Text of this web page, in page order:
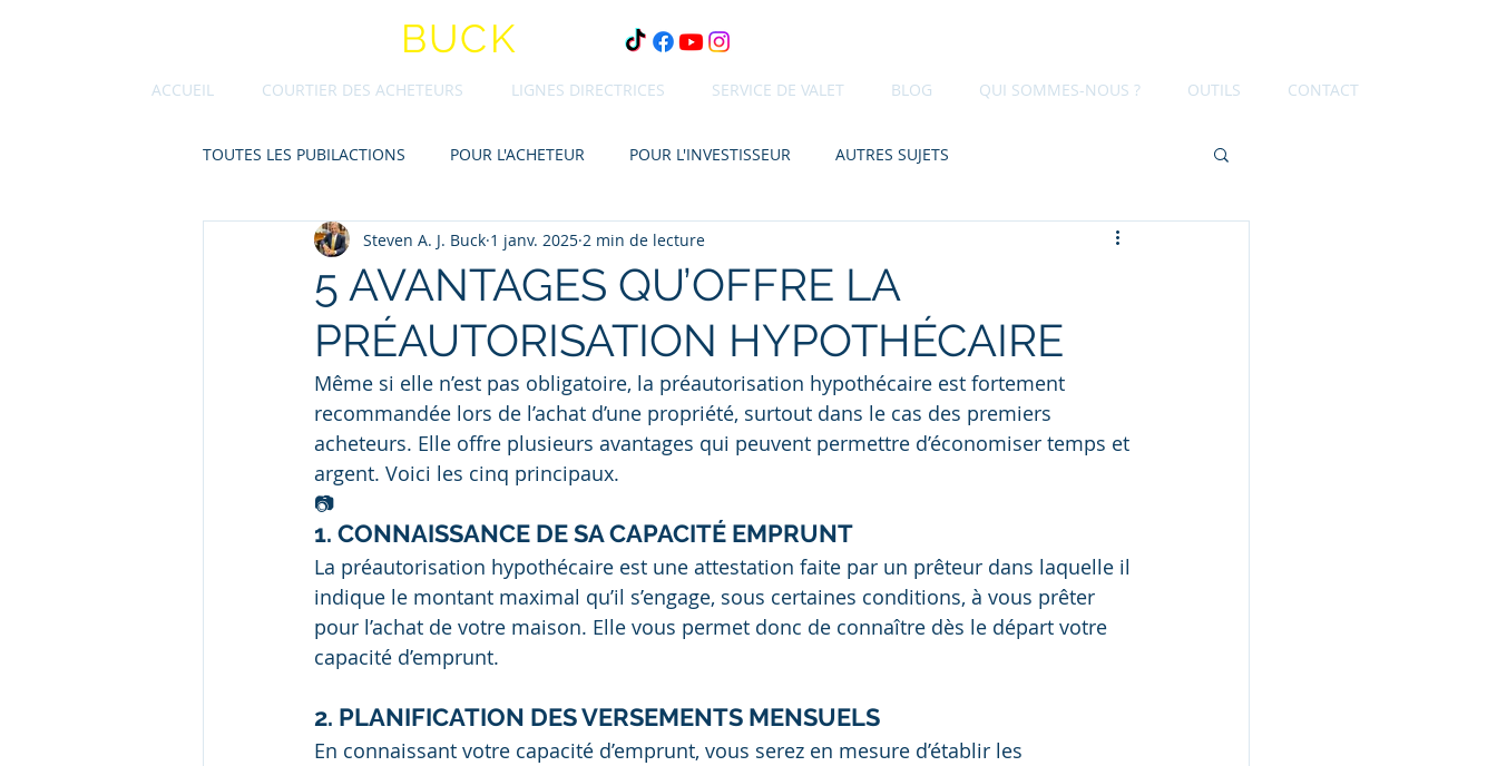
BUCK
ACCUEIL COURTIER DES ACHETEURS LIGNES DIRECTRICES SERVICE DE VALET BLOG QUI SOMMES-NOUS ? OUTILS CONTACT
TOUTES LES PUBILACTIONS POUR L'ACHETEUR POUR L'INVESTISSEUR AUTRES SUJETS
5 AVANTAGES QU’OFFRE LA
PRÉAUTORISATION HYPOTHÉCAIRE
Steven A. J. Buck 1 janv. 2025 2 min de lecture
Même si elle n’est pas obligatoire, la préautorisation hypothécaire est fortement
recommandée lors de l’achat d’une propriété, surtout dans le cas des premiers
acheteurs. Elle offre plusieurs avantages qui peuvent permettre d’économiser temps et
argent. Voici les cinq principaux.
📷
1. CONNAISSANCE DE SA CAPACITÉ EMPRUNT
La préautorisation hypothécaire est une attestation faite par un prêteur dans laquelle il
indique le montant maximal qu’il s’engage, sous certaines conditions, à vous prêter
pour l’achat de votre maison. Elle vous permet donc de connaître dès le départ votre
capacité d’emprunt.
2. PLANIFICATION DES VERSEMENTS MENSUELS
En connaissant votre capacité d’emprunt, vous serez en mesure d’établir les